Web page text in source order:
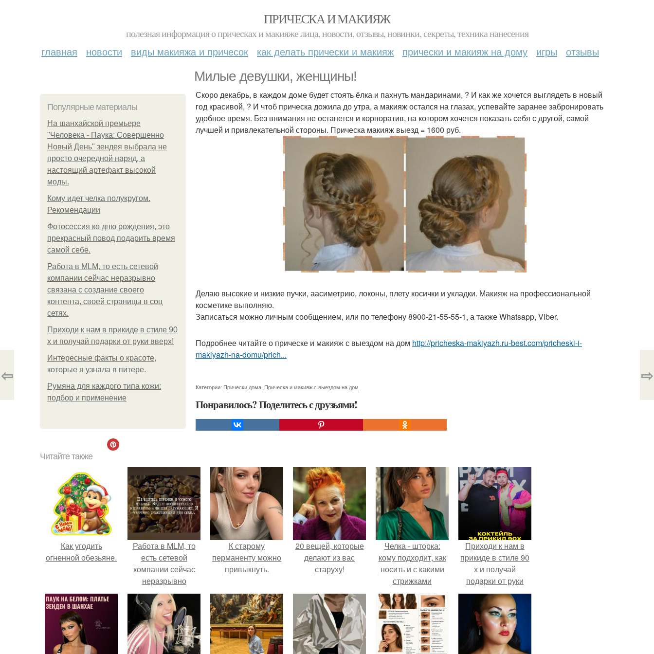
ПРИЧЕСКА И МАКИЯЖ
полезная информация о прическах и макияже лица, новости, отзывы, новинки, секреты, техника нанесения
главная новости виды макияжа и причесок как делать прически и макияж прически и макияж на дому игры отзывы
Милые девушки, женщины!
Популярные материалы
На шанхайской премьере
"Человека - Паука: Совершенно
Новый День" зендея выбрала не
просто очередной наряд, а
настоящий артефакт высокой
моды.
Кому идет челка полукругом.
Рекомендации
Фотосессия ко дню рождения, это
прекрасный повод подарить время
самой себе.
Работа в MLM, то есть сетевой
компании сейчас неразрывно
связана с создание своего
контента, своей страницы в соц
сетях.
Приходи к нам в прикиде в стиле 90
х и получай подарки от руки вверх!
Интересные факты о красоте,
которые я узнала в питере.
Румяна для каждого типа кожи:
подбор и применение
Скоро декабрь, в каждом доме будет стоять ёлка и пахнуть мандаринами, ? И как же хочется выглядеть в новый
год красивой, ? И чтоб прическа дожила до утра, а макияж остался на глазах, успевайте заранее забронировать
удобное время. Без внимания не останется и корпоратив, на котором хочется показать себя с другой, самой
лучшей и привлекательной стороны. Прическа макияж выезд = 1600 руб.
Делаю высокие и низкие пучки, аасиметрию, локоны, плету косички и укладки. Макияж на профессиональной
косметике выполняю.
Записаться можно личным сообщением, или по телефону 8900-21-55-55-1, а также Whatsapp, Viber.
Подробнее читайте о прическе и макияж с выездом на дом http://pricheska-makiyazh.ru-best.com/pricheski-i-
makiyazh-na-domu/prich...
Категории: Прически дома Прическа и макияж с выездом на дом
Понравилось? Поделитесь с друзьями!
⇦ ⇨
Читайте также
Как угодить
огненной обезьяне.
Работа в MLM, то
есть сетевой
компании сейчас
неразрывно
связана с создание
своего контента,
своей страницы в
соц сетях.
К старому
перманенту можно
привыкнуть.
20 вещей, которые
делают из вас
старуху!
Челка - шторка:
кому подходит, как
носить и с какими
стрижками
сочетать.
Приходи к нам в
прикиде в стиле 90
х и получай
подарки от руки
вверх!